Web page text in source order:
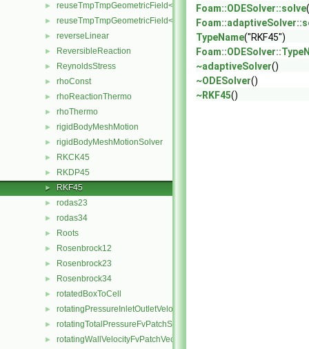
► reuseTmpTmpGeometricField< TypeR, TypeR, TypeR, Type2,
► reuseTmpTmpGeometricField< TypeR, TypeR, TypeR, TypeR,
► reverseLinear
► ReversibleReaction
► ReynoldsStress
► rhoConst
► rhoReactionThermo
► rhoThermo
► rigidBodyMeshMotion
► rigidBodyMeshMotionSolver
► RKCK45
► RKDP45
► RKF45
► rodas23
► rodas34
► Roots
► Rosenbrock12
► Rosenbrock23
► Rosenbrock34
► rotatedBoxToCell
► rotatingPressureInletOutletVelocityFvPatchVectorField
► rotatingTotalPressureFvPatchScalarField
► rotatingWallVelocityFvPatchVectorField
Foam::ODESolver::solve
TypeName("RKF45")
~adaptiveSolver()
~ODESolver()
~RKF45()